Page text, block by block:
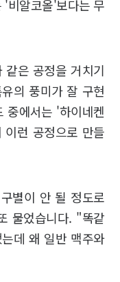
'비알코올'보다는 무
은 공정을 거치기
의 풍미가 잘 구현
중에서는 '하이네켄
런 공정으로 만들
별이 안 될 정도로
물었습니다. "똑같
데 왜 일반 맥주와